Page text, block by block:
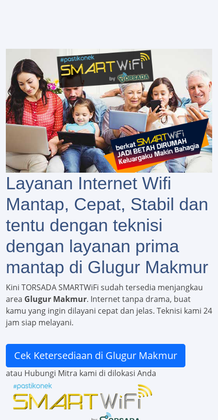
Layanan Internet Wifi
Mantap, Cepat, Stabil dan
tentu dengan teknisi
dengan layanan prima
mantap di Glugur Makmur
Kini TORSADA SMARTWiFi sudah tersedia menjangkau
area Glugur Makmur. Internet tanpa drama, buat
kamu yang ingin dilayani cepat dan jelas. Teknisi kami 24
jam siap melayani.
Cek Ketersediaan di Glugur Makmur
atau Hubungi Mitra kami di dilokasi Anda